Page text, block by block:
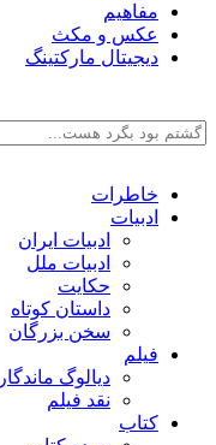
مفاهیم
عکس و مکث
دیجیتال مارکتینگ
خاطرات
ادبیات
ادبیات ایران
ادبیات ملل
حکایت
داستان کوتاه
سخن بزرگان
فیلم
دیالوگ ماندگار
نقد فیلم
کتاب